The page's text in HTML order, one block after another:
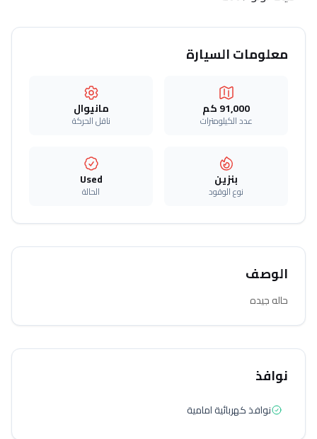
معلومات السيارة
91,000 كم
عدد الكيلومترات
مانيوال
ناقل الحركة
بنزين
نوع الوقود
Used
الحالة
الوصف
حاله جيده
نوافذ
نوافذ كهربائية امامية